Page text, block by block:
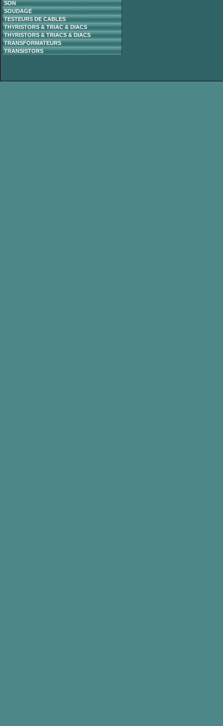
SON
SOUDAGE
TESTEURS DE CABLES
THYRISTORS & TRIAC & DIACS
THYRISTORS & TRIACS & DIACS
TRANSFORMATEURS
TRANSISTORS